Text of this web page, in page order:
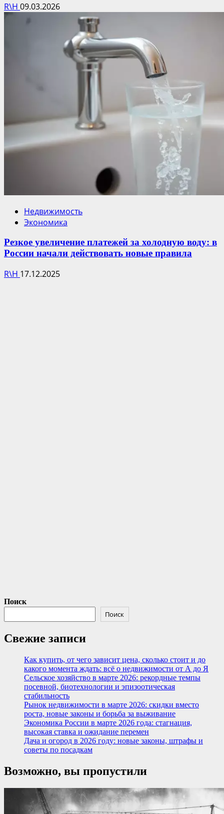
R\H 09.03.2026
Недвижимость
Экономика
Резкое увеличение платежей за холодную воду: в
России начали действовать новые правила
R\H 17.12.2025
Поиск
Поиск
Свежие записи
Как купить, от чего зависит цена, сколько стоит и до
какого момента ждать: всё о недвижимости от А до Я
Сельское хозяйство в марте 2026: рекордные темпы
посевной, биотехнологии и эпизоотическая
стабильность
Рынок недвижимости в марте 2026: скидки вместо
роста, новые законы и борьба за выживание
Экономика России в марте 2026 года: стагнация,
высокая ставка и ожидание перемен
Дача и огород в 2026 году: новые законы, штрафы и
советы по посадкам
Возможно, вы пропустили